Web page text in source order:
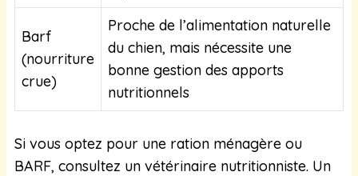
Barf
(nourriture
crue)
Proche de l’alimentation naturelle
du chien, mais nécessite une
bonne gestion des apports
nutritionnels
Si vous optez pour une ration ménagère ou
BARF, consultez un vétérinaire nutritionniste. Un